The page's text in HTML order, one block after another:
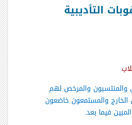
التأديبية
والمنتسبون والمرخص لهم
الخارج والمستمعون خاضعون
فيما بعد.